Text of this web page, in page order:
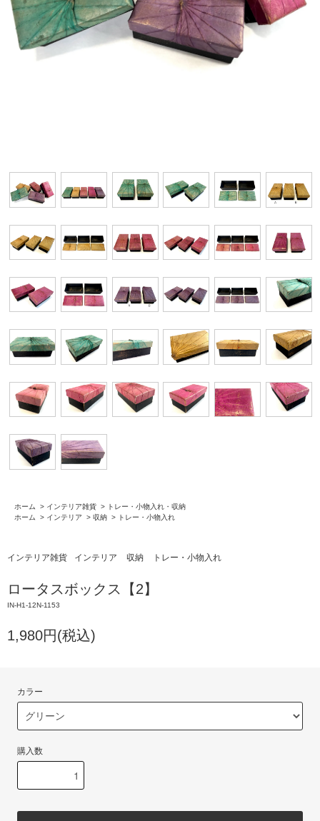
ホーム > インテリア雑貨 > トレー・小物入れ・収納
ホーム
> インテリア > 収納 > トレー・小物入れ
インテリア雑貨 インテリア 収納 トレー・小物入れ
ロータスボックス【2】
IN-H1-12N-1153
1,980円(税込)
カラー
購入数